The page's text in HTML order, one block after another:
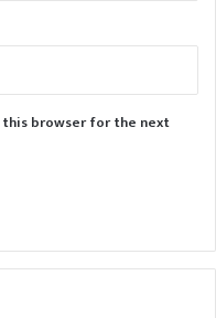
this browser for the next